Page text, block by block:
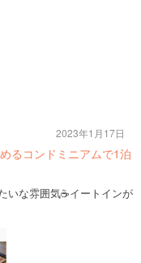
るコンドミニアムで1泊
いな雰囲気☕️イートインが
2023年1月17日